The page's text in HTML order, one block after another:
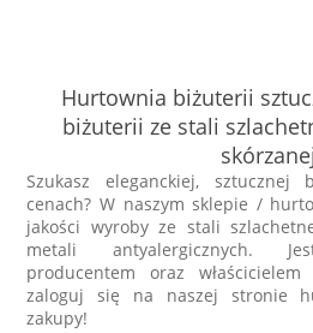
Hurtownia biżuterii
biżuterii ze stali
skórzanej
Szukasz eleganckiej, sztucznej
cenach? W naszym sklepie /
jakości wyroby ze stali
metali antyalergicznych.
producentem oraz
zaloguj się na naszej stronie
zakupy!